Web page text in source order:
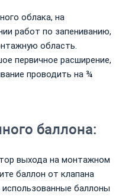
облака, на
работ по запениванию,
область.
первичное расширение,
проводить на ¾
баллона:
выхода на монтажном
баллон от клапана
баллоны